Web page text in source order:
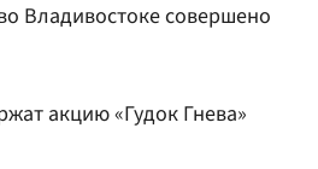
Владивостоке совершено
акцию «Гудок Гнева»